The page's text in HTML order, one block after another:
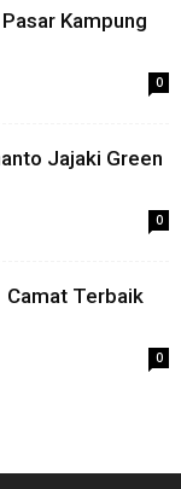
Kampung
0
Jajaki Green
0
Camat Terbaik
0